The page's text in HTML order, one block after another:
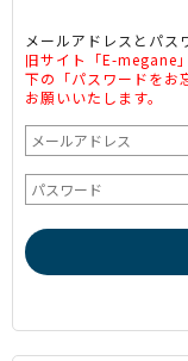
メールアドレスとパス
旧サイト「E-megane
下の「パスワードをお
お願いいたします。